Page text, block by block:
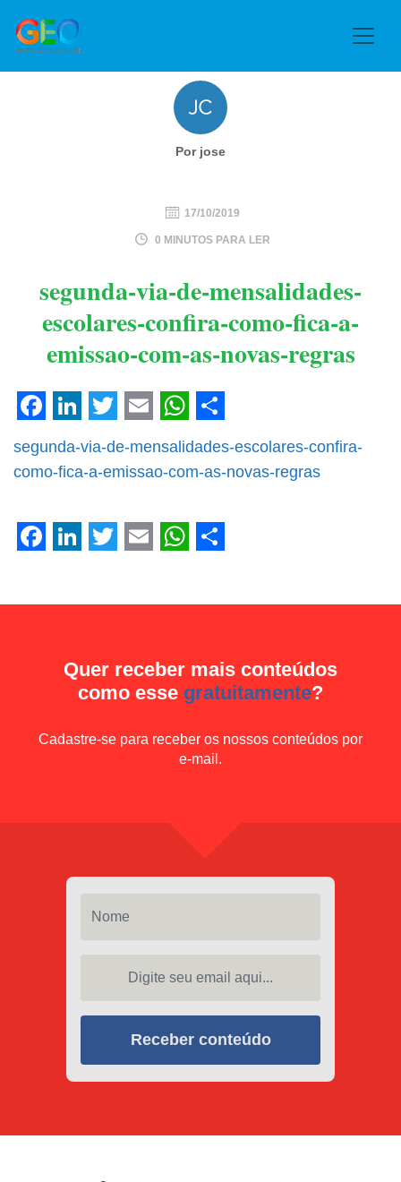
Por jose
17/10/2019
0 MINUTOS PARA LER
segunda-via-de-mensalidades-
escolares-confira-como-fica-a-
emissao-com-as-novas-regras
Facebook
LinkedIn
Twitter
EmailWhatsApp
Share
segunda-via-de-mensalidades-escolares-confira-
como-fica-a-emissao-com-as-novas-regras
Quer receber mais conteúdos
como esse gratuitamente?
Cadastre-se para receber os nossos conteúdos por
e-mail.
Receber conteúdo